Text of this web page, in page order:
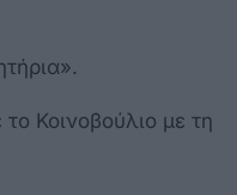
Κοινοβούλιο με τη